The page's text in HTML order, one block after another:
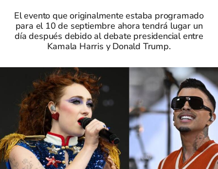
El evento que originalmente estaba programado
para el 10 de septiembre ahora tendrá lugar un
día después debido al debate presidencial entre
Kamala Harris y Donald Trump.